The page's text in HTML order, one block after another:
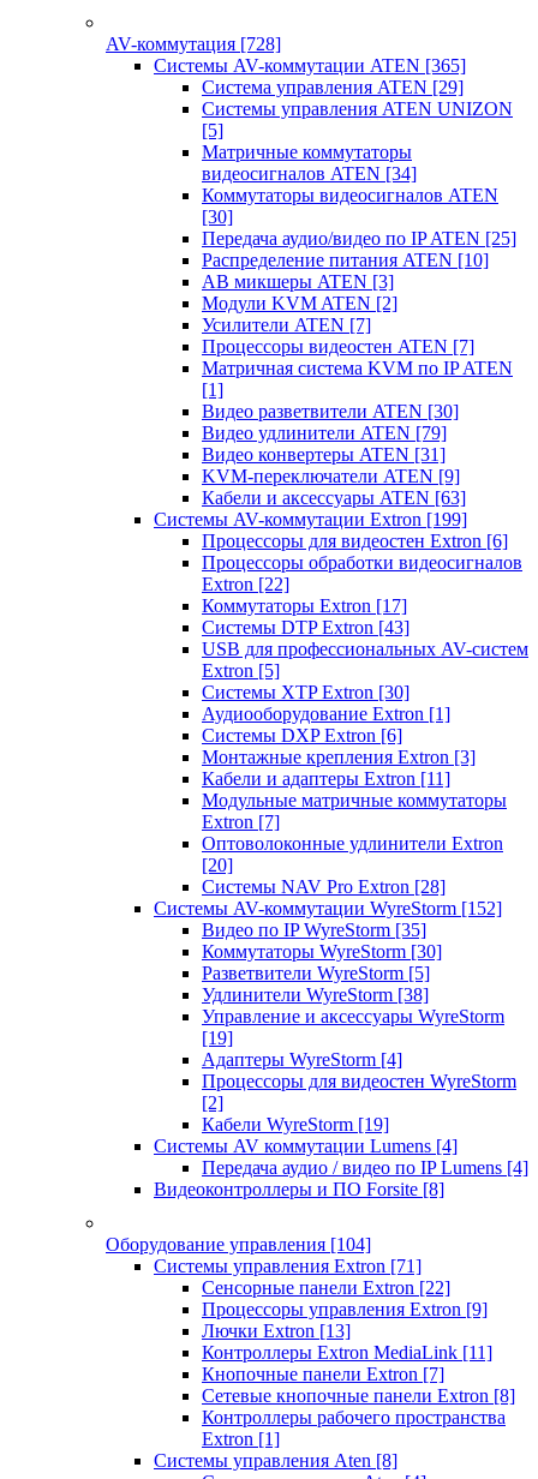
AV-коммутация [728]
Системы AV-коммутации ATEN [365]
Система управления ATEN [29]
Системы управления ATEN UNIZON
[5]
Матричные коммутаторы
видеосигналов ATEN [34]
Коммутаторы видеосигналов ATEN
[30]
Передача аудио/видео по IP ATEN [25]
Распределение питания ATEN [10]
АВ микшеры ATEN [3]
Модули KVM ATEN [2]
Усилители ATEN [7]
Процессоры видеостен ATEN [7]
Матричная система KVM по IP ATEN
[1]
Видео разветвители ATEN [30]
Видео удлинители ATEN [79]
Видео конвертеры ATEN [31]
KVM-переключатели ATEN [9]
Кабели и аксессуары ATEN [63]
Системы AV-коммутации Extron [199]
Процессоры для видеостен Extron [6]
Процессоры обработки видеосигналов
Extron [22]
Коммутаторы Extron [17]
Системы DTP Extron [43]
USB для профессиональных AV-систем
Extron [5]
Системы XTP Extron [30]
Аудиооборудование Extron [1]
Системы DXP Extron [6]
Монтажные крепления Extron [3]
Кабели и адаптеры Extron [11]
Модульные матричные коммутаторы
Extron [7]
Оптоволоконные удлинители Extron
[20]
Системы NAV Pro Extron [28]
Системы AV-коммутации WyreStorm [152]
Видео по IP WyreStorm [35]
Коммутаторы WyreStorm [30]
Разветвители WyreStorm [5]
Удлинители WyreStorm [38]
Управление и аксессуары WyreStorm
[19]
Адаптеры WyreStorm [4]
Процессоры для видеостен WyreStorm
[2]
Кабели WyreStorm [19]
Системы AV коммутации Lumens [4]
Передача аудио / видео по IP Lumens [4]
Видеоконтроллеры и ПО Forsite [8]
Оборудование управления [104]
Системы управления Extron [71]
Сенсорные панели Extron [22]
Процессоры управления Extron [9]
Лючки Extron [13]
Контроллеры Extron MediaLink [11]
Кнопочные панели Extron [7]
Сетевые кнопочные панели Extron [8]
Контроллеры рабочего пространства
Extron [1]
Системы управления Aten [8]